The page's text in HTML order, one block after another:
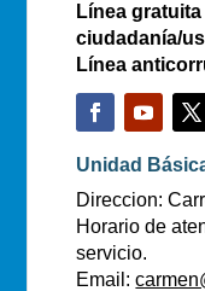
Línea
ciudadanía/
Línea
Unidad
Direccion:
Horario de
servicio.
Email: